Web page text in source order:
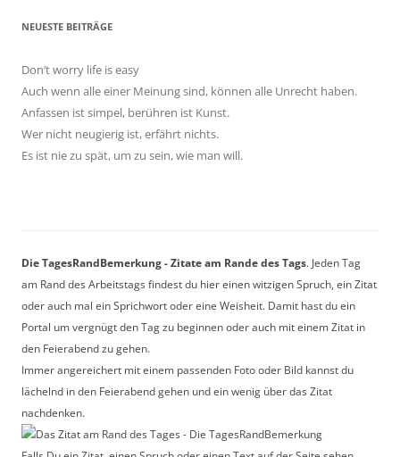
NEUESTE BEITRÄGE
Don’t worry life is easy
Auch wenn alle einer Meinung sind, können alle Unrecht haben.
Anfassen ist simpel, berühren ist Kunst.
Wer nicht neugierig ist, erfährt nichts.
Es ist nie zu spät, um zu sein, wie man will.
Die TagesRandBemerkung - Zitate am Rande des Tags. Jeden Tag
am Rand des Arbeitstags findest du hier einen witzigen Spruch, ein Zitat
oder auch mal ein Sprichwort oder eine Weisheit. Damit hast du ein
Portal um vergnügt den Tag zu beginnen oder auch mit einem Zitat in
den Feierabend zu gehen.
Immer angereichert mit einem passenden Foto oder Bild kannst du
lächelnd in den Feierabend gehen und ein wenig über das Zitat
nachdenken.